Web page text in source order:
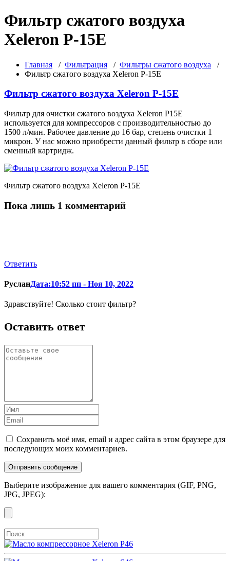
Фильтр сжатого воздуха
Xeleron P-15E
Главная / Фильтрация / Фильтры сжатого воздуха /
Фильтр сжатого воздуха Xeleron P-15E
Фильтр сжатого воздуха Xeleron P-15E
Фильтр для очистки сжатого воздуха Xeleron P15E
используется для компрессоров с производительностью до
1500 л/мин. Рабочее давление до 16 бар, степень очистки 1
микрон. У нас можно приобрести данный фильтр в сборе или
сменный картридж.
Фильтр сжатого воздуха Xeleron P-15E
Пока лишь 1 комментарий
Ответить
РусланДата:10:52 пп - Ноя 10, 2022
Здравствуйте! Сколько стоит фильтр?
Оставить ответ
Сохранить моё имя, email и адрес сайта в этом браузере для
последующих моих комментариев.
Выберите изображение для вашего комментария (GIF, PNG,
JPG, JPEG):